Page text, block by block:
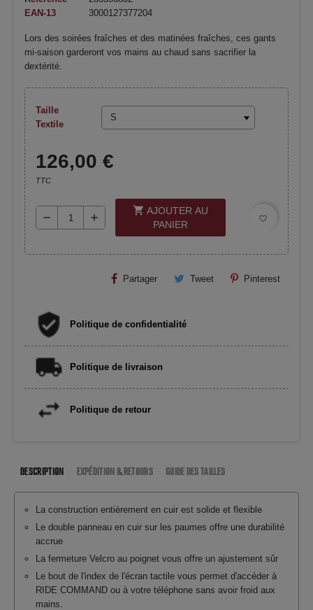
EAN-13
3000127377204
Lors des soirées fraîches et des matinées fraîches, ces gants
mi-saison garderont vos mains au chaud sans sacrifier la
dextérité.
Taille
Textile
126,00 €
TTC
remove add
shopping_cart AJOUTER AU
PANIER
favorite_border
Partager Tweet Pinterest
Politique de confidentialité
Politique de livraison
Politique de retour
DESCRIPTION EXPÉDITION & RETOURS GUIDE DES TAILLES
La construction entièrement en cuir est solide et flexible
Le double panneau en cuir sur les paumes offre une durabilité
accrue
La fermeture Velcro au poignet vous offre un ajustement sûr
Le bout de l'index de l'écran tactile vous permet d'accéder à
RIDE COMMAND ou à votre téléphone sans avoir froid aux
mains.